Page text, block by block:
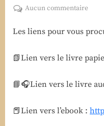
on
Aucun commentaire
Les liens pour vous
📗Lien vers le livre
📘🎧Lien vers le livre
📕Lien vers l’ebook :